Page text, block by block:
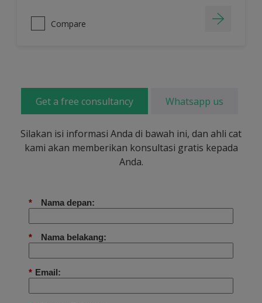
Compare
Get a free consultancy Whatsapp us
Silakan isi informasi Anda di bawah ini, dan ahli cat
kami akan memberikan konsultasi gratis kepada
Anda.